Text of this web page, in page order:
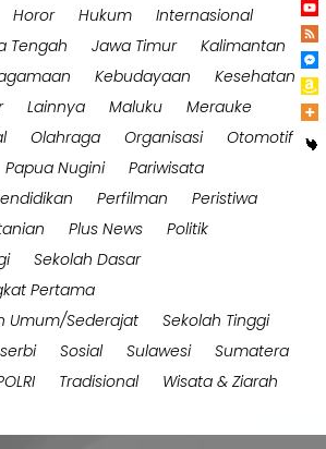
Horor Hukum
Internasional
Tengah Jawa Timur
Kalimantan
Kebudayaan
Kesehatan
Lainnya Maluku
Merauke
Olahraga Organisasi
Otomotif
Papua Nugini
Pariwisata
Perfilman
Peristiwa
Plus News
Politik
Sekolah Dasar
Pertama
Umum/Sederajat
Sekolah Tinggi
Sosial Sulawesi
Sumatera
Tradisional Wisata & Ziarah